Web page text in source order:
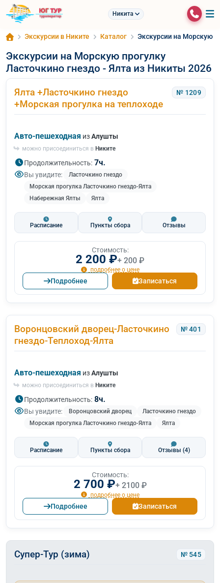
Никита
Экскурсии в Никите Каталог Экскурсии на Морскую
Экскурсии на Морскую прогулку
Ласточкино гнездо - Ялта из Никиты 2026
Ялта +Ласточкино гнездо
+Морская прогулка на теплоходе
№ 1209
Авто-пешеходная изАлушты
можно присоединиться в Никите
Продолжительность: 7ч.
Вы увидите:
Ласточкино гнездо
Морская прогулка Ласточкино гнездо-Ялта
Набережная Ялты
Ялта
Расписание Пункты сбора Отзывы
Стоимость:
2 200 ₽+ 200 ₽
подробнее о цене
Подробнее Записаться
Воронцовский дворец-Ласточкино
гнездо-Теплоход-Ялта
№ 401
Авто-пешеходная изАлушты
можно присоединиться в Никите
Продолжительность: 8ч.
Вы увидите: Воронцовский дворец
Ласточкино гнездо
Морская прогулка Ласточкино гнездо-Ялта
Ялта
Расписание Пункты сбора Отзывы (4)
Стоимость:
2 700 ₽+ 2100 ₽
подробнее о цене
Подробнее Записаться
Супер-Тур (зима) № 545